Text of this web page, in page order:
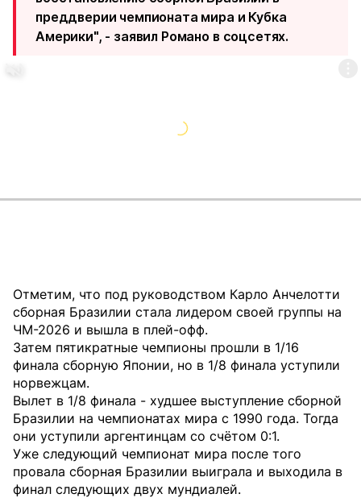
преддверии чемпионата мира и Кубка
Америки", - заявил Романо в соцсетях.
Отметим, что под руководством Карло Анчелотти
сборная Бразилии стала лидером своей группы на
ЧМ-2026 и вышла в плей-офф.
Затем пятикратные чемпионы прошли в 1/16
финала сборную Японии, но в 1/8 финала уступили
норвежцам.
Вылет в 1/8 финала - худшее выступление сборной
Бразилии на чемпионатах мира с 1990 года. Тогда
они уступили аргентинцам со счётом 0:1.
Уже следующий чемпионат мира после того
провала сборная Бразилии выиграла и выходила в
финал следующих двух мундиалей.